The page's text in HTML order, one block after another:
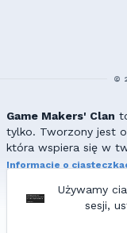
Używamy
sesji,
©
Game Makers' Clan
tylko. Tworzony jest
która wspiera się w
Informacje o
Wszelkie prawa
redakcji zabronione!